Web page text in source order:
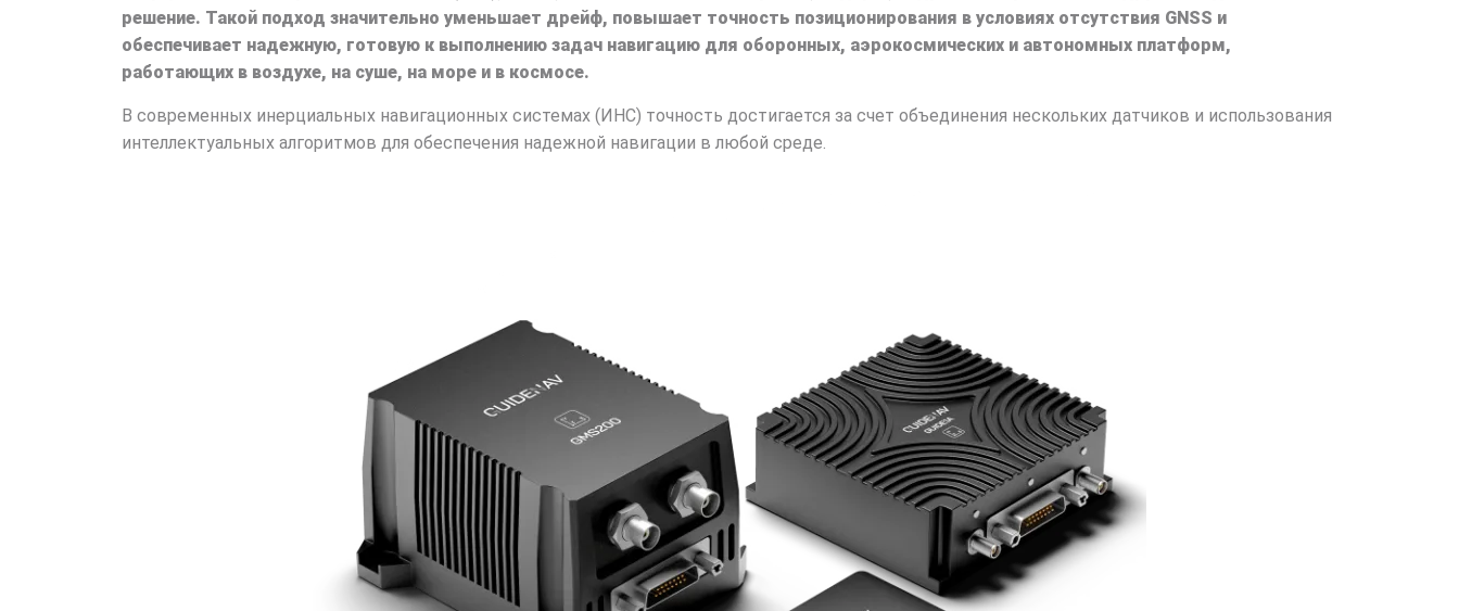
решение. Такой подход значительно уменьшает дрейф, повышает точность позиционирования в условиях отсутствия GNSS и
обеспечивает надежную, готовую к выполнению задач навигацию для оборонных, аэрокосмических и автономных платформ,
работающих в воздухе, на суше, на море и в космосе.
В современных инерциальных навигационных системах (ИНС) точность достигается за счет объединения нескольких датчиков и использования
интеллектуальных алгоритмов для обеспечения надежной навигации в любой среде.